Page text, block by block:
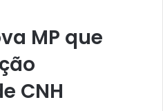
MP que
CNH